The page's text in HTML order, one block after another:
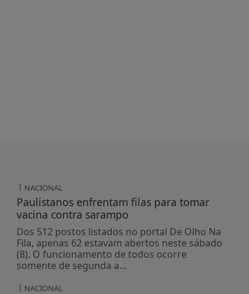
NACIONAL
Paulistanos enfrentam filas para tomar
vacina contra sarampo
Dos 512 postos listados no portal De Olho Na
Fila, apenas 62 estavam abertos neste sábado
(8). O funcionamento de todos ocorre
somente de segunda a...
NACIONAL